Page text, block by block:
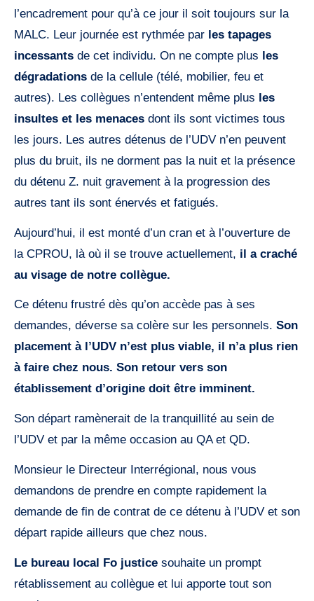
l’encadrement pour qu’à ce jour il soit toujours sur la
MALC. Leur journée est rythmée par les tapages
incessants de cet individu. On ne compte plus les
dégradations de la cellule (télé, mobilier, feu et
autres). Les collègues n’entendent même plus les
insultes et les menaces dont ils sont victimes tous
les jours. Les autres détenus de l’UDV n’en peuvent
plus du bruit, ils ne dorment pas la nuit et la présence
du détenu Z. nuit gravement à la progression des
autres tant ils sont énervés et fatigués.
Aujourd’hui, il est monté d’un cran et à l’ouverture de
la CPROU, là où il se trouve actuellement, il a craché
au visage de notre collègue.
Ce détenu frustré dès qu’on accède pas à ses
demandes, déverse sa colère sur les personnels. Son
placement à l’UDV n’est plus viable, il n’a plus rien
à faire chez nous. Son retour vers son
établissement d’origine doit être imminent.
Son départ ramènerait de la tranquillité au sein de
l’UDV et par la même occasion au QA et QD.
Monsieur le Directeur Interrégional, nous vous
demandons de prendre en compte rapidement la
demande de fin de contrat de ce détenu à l’UDV et son
départ rapide ailleurs que chez nous.
Le bureau local Fo justice souhaite un prompt
rétablissement au collègue et lui apporte tout son